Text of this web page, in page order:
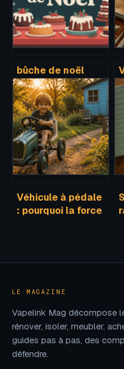
bûche de noël
recettes faciles
pour tous les
niveaux et envies
Véhicule à pédale
: pourquoi la force
LE MAGAZINE
Vapelink Mag décompose
rénover, isoler, meubler,
guides pas à pas, des
défendre.